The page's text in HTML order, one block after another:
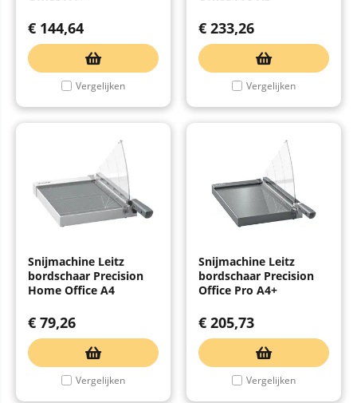
€ 144,64
Vergelijken
€ 233,26
Vergelijken
Snijmachine Leitz
bordschaar Precision
Home Office A4
€ 79,26
Vergelijken
Snijmachine Leitz
bordschaar Precision
Office Pro A4+
€ 205,73
Vergelijken